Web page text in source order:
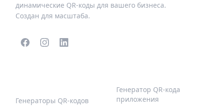
динамические QR-коды для вашего бизнеса.
Создан для масштаба.
Генераторы QR-кодов
Генератор QR-кода
приложения